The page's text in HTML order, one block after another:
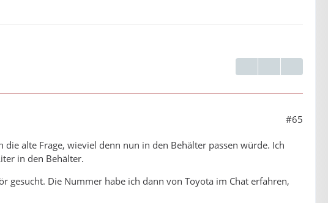
#65
alte Frage, wieviel denn nun in den Behälter passen würde. Ich
in den Behälter.
gesucht. Die Nummer habe ich dann von Toyota im Chat erfahren,